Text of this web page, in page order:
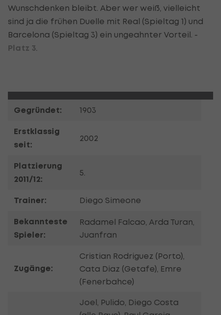
Wunschdenken bleibt. Aber wer weiß, vielleicht
sind ja die frühen Duelle mit Real (Spieltag 1) und
Barcelona (Spieltag 3) ein ungeahnter Vorteil. -
Platz 3
Gegründet: 1903
Erstklassig
seit:
2002
Platzierung
2011/12:
5.
Trainer: Diego Simeone
Bekannteste
Spieler:
Radamel Falcao, Arda Turan,
Juanfran
Zugänge:
Cristian Rodriguez (Porto),
Cata Diaz (Getafe), Emre
(Fenerbahce)
Joel, Pulido, Diego Costa